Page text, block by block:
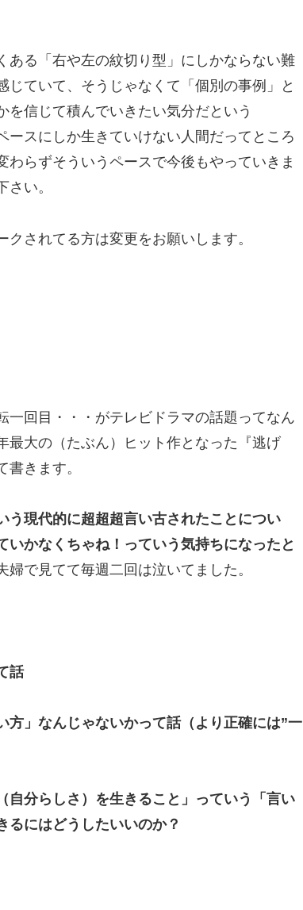
ある「右や左の紋切り型」にしかならない難
じていて、そうじゃなくて「個別の事例」と
信じて積んでいきたい気分だという
スにしか生きていけない人間だってところ
らずそういうペースで今後もやっていきま
い。
されてる方は変更をお願いします。
回目・・・がテレビドラマの話題ってなん
最大の（たぶん）ヒット作となった『逃げ
きます。
う現代的に超超超言い古されたことについ
かなくちゃね！っていう気持ちになったと
婦で見てて毎週二回は泣いてました。
話
方」なんじゃないかって話（より正確には”一
自分らしさ）を生きること」っていう「言い
るにはどうしたいいのか？